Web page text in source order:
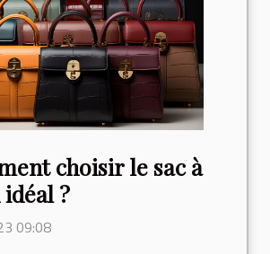
choisir le sac à
?
09:08